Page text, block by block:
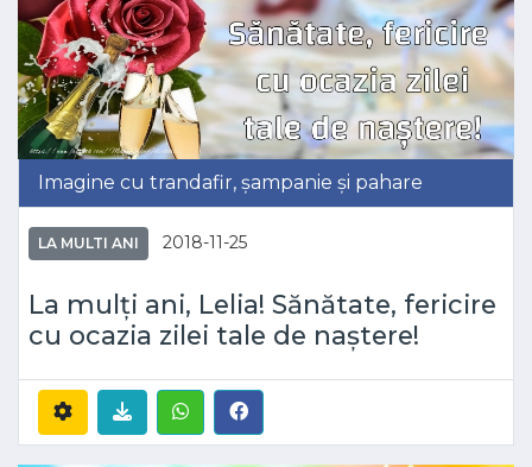
Imagine cu trandafir, șampanie și pahare
LA MULTI ANI 2018-11-25
La mulți ani, Lelia! Sănătate, fericire
cu ocazia zilei tale de naștere!